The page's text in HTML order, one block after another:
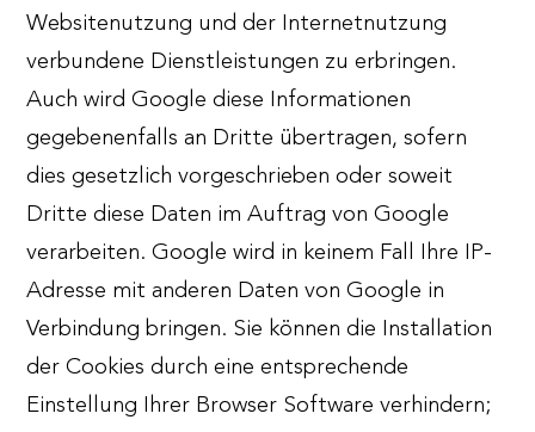
Websitenutzung und der Internetnutzung
verbundene Dienstleistungen zu erbringen.
Auch wird Google diese Informationen
gegebenenfalls an Dritte übertragen, sofern
dies gesetzlich vorgeschrieben oder soweit
Dritte diese Daten im Auftrag von Google
verarbeiten. Google wird in keinem Fall Ihre IP-
Adresse mit anderen Daten von Google in
Verbindung bringen. Sie können die Installation
der Cookies durch eine entsprechende
Einstellung Ihrer Browser Software verhindern;